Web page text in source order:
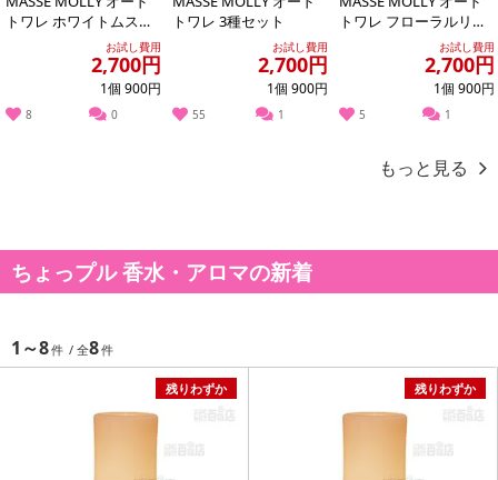
トワレ ホワイトムスク
お試し費用
2,700円
1個 900円
8 0
トワレ 3種セット
お試し費用
2,700円
1個 900円
55 1
トワレ フローラルリッ
お試し費用
2,700円
1個 900円
5 1
もっと見る
ちょっプル 香水・アロマの新着
1～8 8
残りわずか 残りわずか